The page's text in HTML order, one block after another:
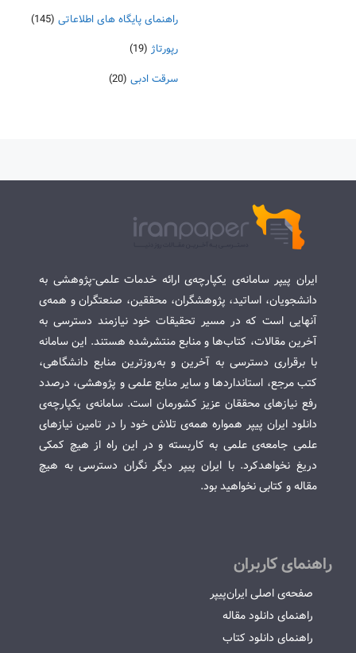
راهنمای پایگاه های اطلاعاتی (145)
رپورتاژ (19)
سرقت ادبی (20)
ایران پیپر سامانه‌ی یکپارچه‌ی ارائه خدمات علمی-پژوهشی به
دانشجویان، اساتید، پژوهشگران، محققین، صنعتگران و همه‌ی
آنهایی است که در مسیر تحقیقات خود نیازمند دسترسی به
آخرین مقالات، کتاب‌ها و منابع منتشرشده هستند. این سامانه
با برقراری دسترسی به آخرین و به‌روزترین منابع دانشگاهی،
کتب مرجع، استانداردها و سایر منابع علمی و پژوهشی، درصدد
رفع نیازهای محققان عزیز کشورمان است. سامانه‌ی یکپارچه‌ی
دانلود ایران پیپر همواره همه‌ی تلاش خود را در تامین نیازهای
علمی جامعه‌ی علمی به کاربسته و در این راه از هیچ کمکی
دریغ نخواهدکرد. با ایران پیپر دیگر نگران دسترسی به هیچ
مقاله و کتابی نخواهید بود.
راهنمای کاربران
صفحه‌ی اصلی ایران‌پیپر
راهنمای دانلود مقاله
راهنمای دانلود کتاب